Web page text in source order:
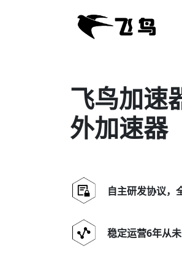
飞鸟加速
外加速器
自主研发协议，
稳定运营6年从